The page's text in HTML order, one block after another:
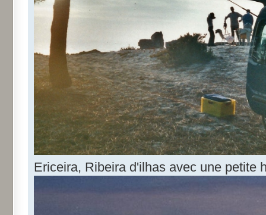
Ericeira, Ribeira d'ilhas avec une petite